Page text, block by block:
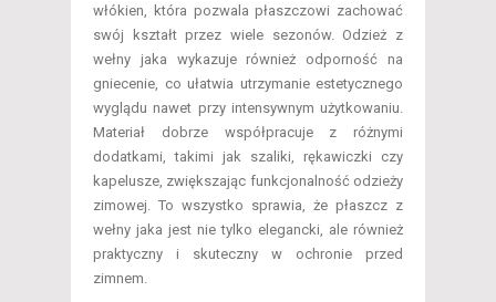
włókien, która pozwala płaszczowi zachować
swój kształt przez wiele sezonów. Odzież z
wełny jaka wykazuje również odporność na
gniecenie, co ułatwia utrzymanie estetycznego
wyglądu nawet przy intensywnym użytkowaniu.
Materiał dobrze współpracuje z różnymi
dodatkami, takimi jak szaliki, rękawiczki czy
kapelusze, zwiększając funkcjonalność odzieży
zimowej. To wszystko sprawia, że płaszcz z
wełny jaka jest nie tylko elegancki, ale również
praktyczny i skuteczny w ochronie przed
zimnem.